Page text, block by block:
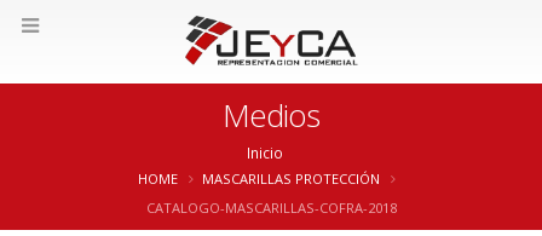
Medios
Inicio
HOME
MASCARILLAS PROTECCIÓN
CATALOGO-MASCARILLAS-COFRA-2018